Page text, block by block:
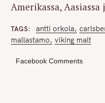
Amerikassa, Aasiassa
TAGS antti orkola
mallastamo viking malt
Facebook Comments